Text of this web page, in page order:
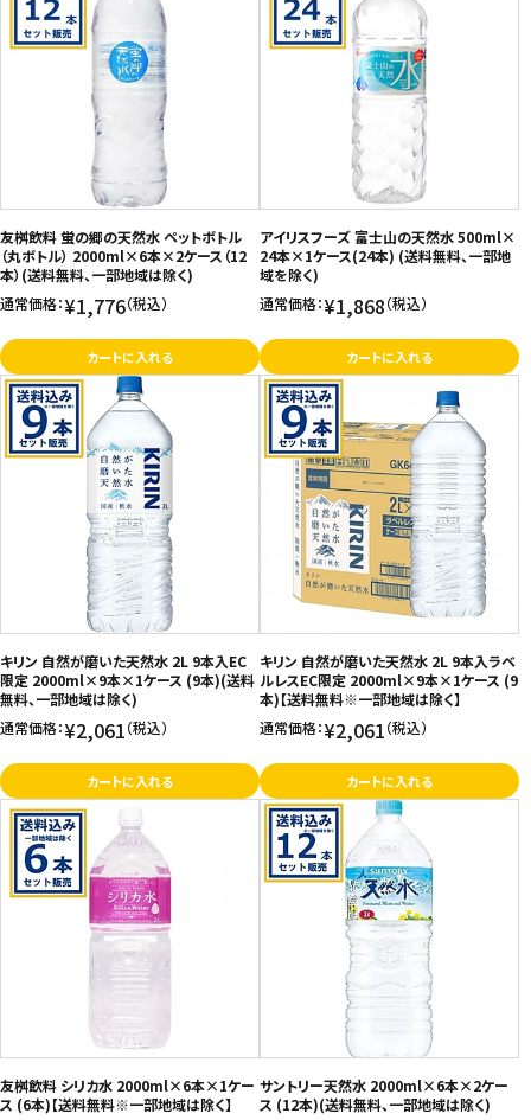
友桝飲料 蛍の郷の天然水 ペットボトル
（丸ボトル） 2000ml×6本×2ケース（12
本）(送料無料、一部地域は除く)
通常価格：¥1,776（税込）
カートに入れる
アイリスフーズ 富士山の天然水 500ml×
24本×1ケース(24本) (送料無料、一部地
域を除く)
通常価格：¥1,868（税込）
カートに入れる
キリン 自然が磨いた天然水 2L 9本入EC
限定 2000ml×9本×1ケース (9本)(送料
無料、一部地域は除く)
通常価格：¥2,061（税込）
カートに入れる
キリン 自然が磨いた天然水 2L 9本入ラベ
ルレスEC限定 2000ml×9本×1ケース (9
本)【送料無料※一部地域は除く】
通常価格：¥2,061（税込）
カートに入れる
友桝飲料 シリカ水 2000ml×6本×1ケー
ス (6本)【送料無料※一部地域は除く】
サントリー天然水 2000ml×6本×2ケー
ス (12本)(送料無料、一部地域は除く)